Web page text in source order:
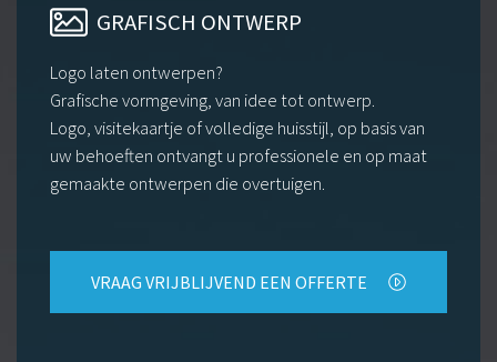
GRAFISCH ONTWERP
Logo laten ontwerpen?
Grafische vormgeving, van idee tot ontwerp.
Logo, visitekaartje of volledige huisstijl, op basis van
uw behoeften ontvangt u professionele en op maat
gemaakte ontwerpen die overtuigen.
VRAAG VRIJBLIJVEND EEN OFFERTE